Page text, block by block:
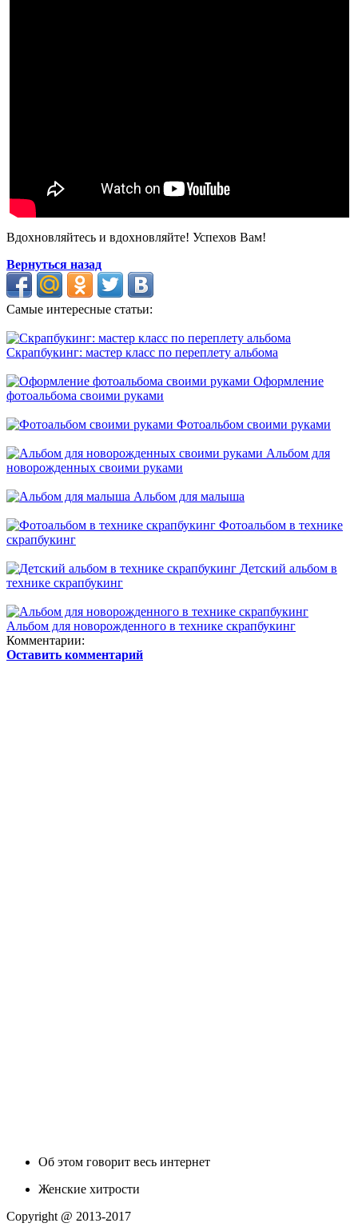
Вдохновляйтесь и вдохновляйте! Успехов Вам!
Вернуться назад
Самые интересные статьи:
Скрапбукинг: мастер класс по переплету альбома
Оформление
фотоальбома своими руками
Фотоальбом своими руками
Альбом для
новорожденных своими руками
Альбом для малыша
Фотоальбом в технике
скрапбукинг
Детский альбом в
технике скрапбукинг
Альбом для новорожденного в технике скрапбукинг
Комментарии:
Оставить комментарий
Об этом говорит весь интернет
Женские хитрости
Copyright @ 2013-2017